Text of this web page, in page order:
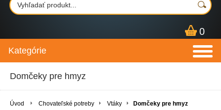
0
Kategórie
Domčeky pre hmyz
Úvod Chovateľské potreby Vtáky Domčeky pre hmyz